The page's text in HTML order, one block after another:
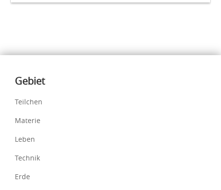
Inhalte
Gebiet
Teilchen
Materie
Leben
Technik
Erde